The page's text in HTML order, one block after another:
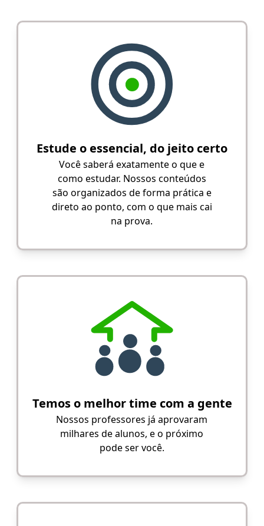
Estude o essencial, do jeito certo
Você saberá exatamente o que e
como estudar. Nossos conteúdos
são organizados de forma prática e
direto ao ponto, com o que mais cai
na prova.
Temos o melhor time com a gente
Nossos professores já aprovaram
milhares de alunos, e o próximo
pode ser você.